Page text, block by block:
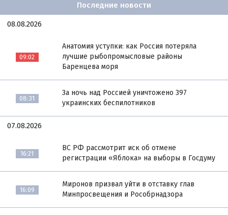
Последние новости
08.08.2026
09:02
Анатомия уступки: как Россия потеряла
лучшие рыбопромысловые районы
Баренцева моря
08:31
За ночь над Россией уничтожено 397
украинских беспилотников
07.08.2026
16:21
ВС РФ рассмотрит иск об отмене
регистрации «Яблока» на выборы в Госдуму
16:09
Миронов призвал уйти в отставку глав
Минпросвещения и Рособрнадзора